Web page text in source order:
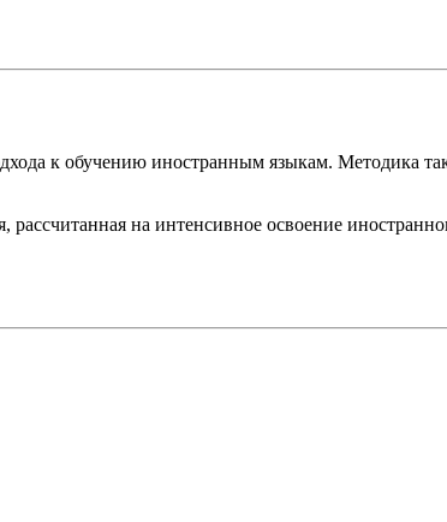
к обучению иностранным языкам. Методика
на интенсивное освоение